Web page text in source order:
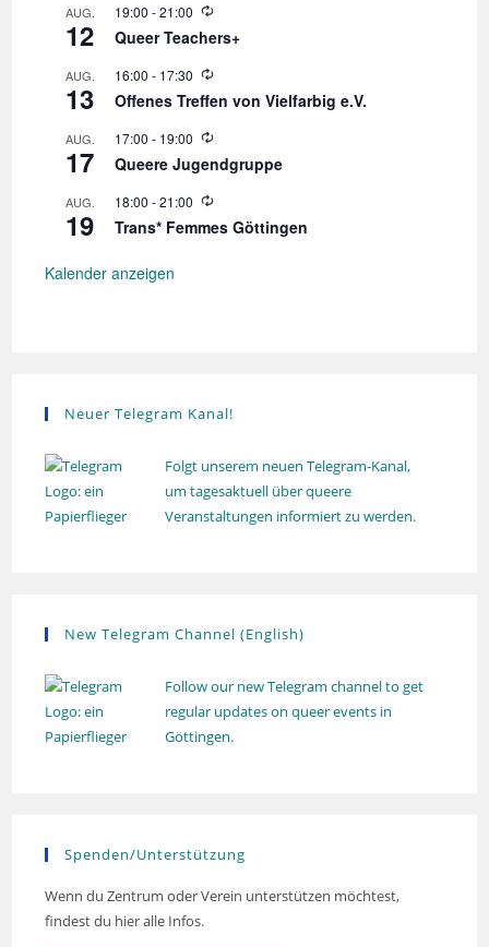
AUG.
12
19:00 -21:00
W
e
e
r
o
u
g
Queer Teachers+
AUG.
13
16:00 - 17:30
W
e
e
r
o
u
Offenes Treffen von Vielfarbig e.V.
AUG.
17
17:00 - 19:00
W
e
e
r
Queere Jugendgruppe
AUG.
19
18:00 -21:00
W
e
Trans* Femmes Göttingen
Kalender anzeigen
Neuer Telegram Kanal!
Folgt unserem neuen Telegram-Kanal,
um tagesaktuell über queere
Veranstaltungen informiert zu werden.
New Telegram Channel (English)
Follow our new Telegram channel to get
regular updates on queer events in
Göttingen.
Spenden/Unterstützung
Wenn du Zentrum oder Verein unterstützen möchtest,
findest du hier alle Infos.